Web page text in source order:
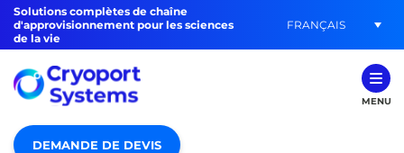
Solutions complètes de chaîne
d'approvisionnement pour les sciences
de la vie
FRANÇAIS
MENU
DEMANDE DE DEVIS